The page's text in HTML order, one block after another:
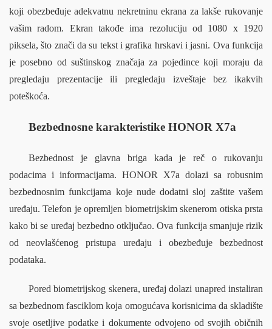
koji obezbeđuje adekvatnu nekretninu ekrana za lakše rukovanje
vašim radom. Ekran takođe ima rezoluciju od 1080 x 1920
piksela, što znači da su tekst i grafika hrskavi i jasni. Ova funkcija
je posebno od suštinskog značaja za pojedince koji moraju da
pregledaju prezentacije ili pregledaju izveštaje bez ikakvih
poteškoća.
Bezbednosne karakteristike HONOR X7a
Bezbednost je glavna briga kada je reč o rukovanju
podacima i informacijama. HONOR X7a dolazi sa robusnim
bezbednosnim funkcijama koje nude dodatni sloj zaštite vašem
uređaju. Telefon je opremljen biometrijskim skenerom otiska prsta
kako bi se uređaj bezbedno otključao. Ova funkcija smanjuje rizik
od neovlašćenog pristupa uređaju i obezbeđuje bezbednost
podataka.
Pored biometrijskog skenera, uređaj dolazi unapred instaliran
sa bezbednom fasciklom koja omogućava korisnicima da skladište
svoje osetljive podatke i dokumente odvojeno od svojih običnih